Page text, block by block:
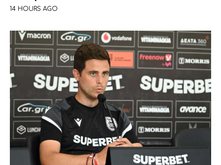
14 HOURS AGO